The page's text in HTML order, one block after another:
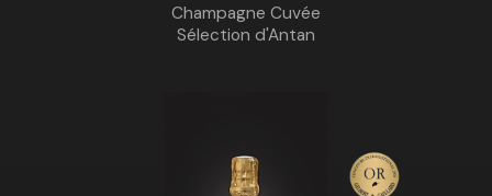
Champagne Cuvée
Sélection d'Antan